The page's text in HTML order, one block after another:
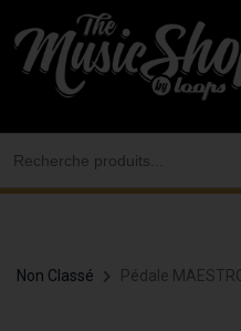
au
contenu
Non Classé Pédale